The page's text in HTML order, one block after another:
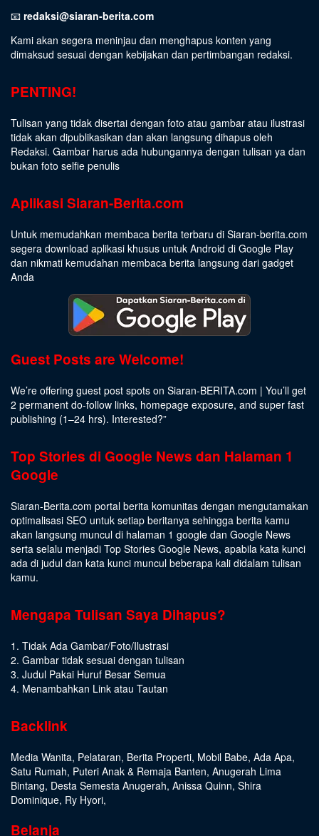
📧 redaksi@siaran-berita.com
Kami akan segera meninjau dan menghapus konten yang
dimaksud sesuai dengan kebijakan dan pertimbangan redaksi.
PENTING!
Tulisan yang tidak disertai dengan foto atau gambar atau ilustrasi
tidak akan dipublikasikan dan akan langsung dihapus oleh
Redaksi. Gambar harus ada hubungannya dengan tulisan ya dan
bukan foto selfie penulis
Aplikasi Siaran-Berita.com
Untuk memudahkan membaca berita terbaru di Siaran-berita.com
segera download aplikasi khusus untuk Android di Google Play
dan nikmati kemudahan membaca berita langsung dari gadget
Anda
Guest Posts are Welcome!
We’re offering guest post spots on Siaran-BERITA.com | You’ll get
2 permanent do-follow links, homepage exposure, and super fast
publishing (1–24 hrs). Interested?”
Top Stories di Google News dan Halaman 1
Google
Siaran-Berita.com portal berita komunitas dengan mengutamakan
optimalisasi SEO untuk setiap beritanya sehingga berita kamu
akan langsung muncul di halaman 1 google dan Google News
serta selalu menjadi Top Stories Google News, apabila kata kunci
ada di judul dan kata kunci muncul beberapa kali didalam tulisan
kamu.
Mengapa Tulisan Saya Dihapus?
1. Tidak Ada Gambar/Foto/Ilustrasi
2. Gambar tidak sesuai dengan tulisan
3. Judul Pakai Huruf Besar Semua
4. Menambahkan Link atau Tautan
Backlink
Media Wanita, Pelataran, Berita Properti, Mobil Babe, Ada Apa,
Satu Rumah, Puteri Anak & Remaja Banten, Anugerah Lima
Bintang, Desta Semesta Anugerah, Anissa Quinn, Shira
Dominique, Ry Hyori,
Belanja